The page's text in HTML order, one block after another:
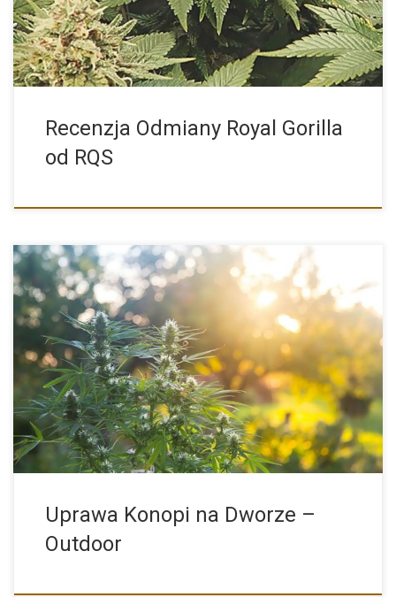
Recenzja Odmiany Royal Gorilla
od RQS
Co się kryje pod nazwą uprawa konopi outdoor to znaczy […]
Uprawa Konopi na Dworze –
Outdoor